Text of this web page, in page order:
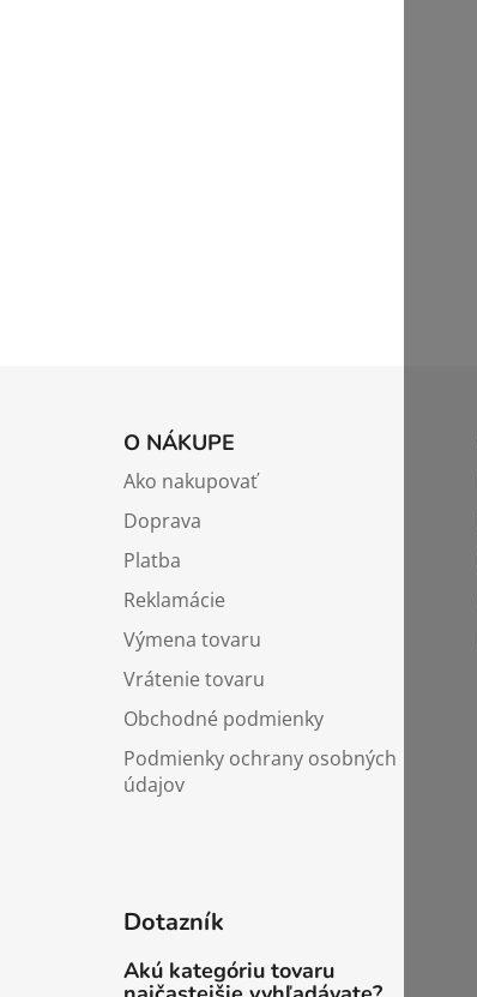
O NÁKUPE
Ako nakupovať
Doprava
Platba
Reklamácie
Výmena tovaru
Vrátenie tovaru
Obchodné podmienky
Podmienky ochrany osobných
údajov
Dotazník
Akú kategóriu tovaru